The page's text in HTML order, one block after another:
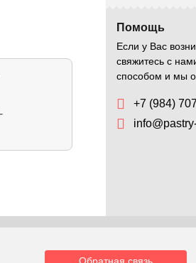
Помощь
Если у Вас
свяжитесь с
способом и мы
+7 (984)